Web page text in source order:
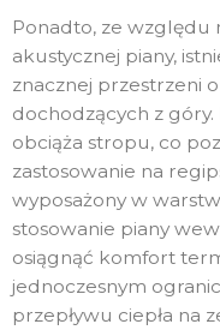
Ponadto, ze względu
akustycznej piany,
znacznej przestrzeni
dochodzących z
obciąża stropu, co
zastosowanie na
wyposażony w
stosowanie piany
osiągnąć komfort
jednoczesnym
przepływu ciepła na